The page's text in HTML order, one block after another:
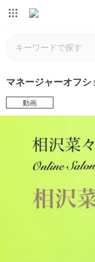
マネージャーオフ
動画